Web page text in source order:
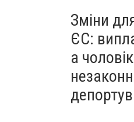
Зміни
ЄС:
а